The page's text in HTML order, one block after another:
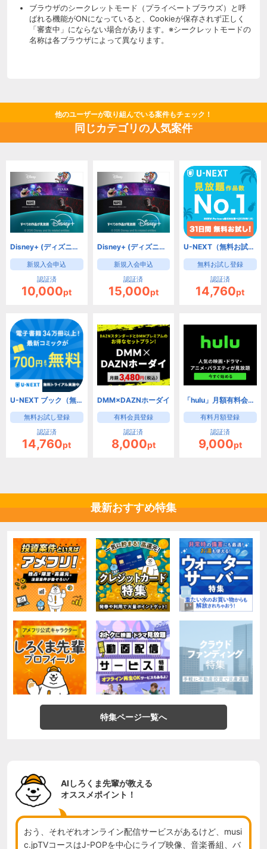
ブラウザのシークレットモード（プライベートブラウズ）と呼
ばれる機能がONになっていると、Cookieが保存されず正しく
「審査中」にならない場合があります。※シークレットモードの
名称は各ブラウザによって異なります。
他のユーザーが取り組んでいる案件もチェック！
同じカテゴリの人気案件
Disney+ (ディズニープラス)【月額プラン】
新規入会申込
認証済
10,000pt
Disney+ (ディズニープラス)【年額プラン】
新規入会申込
認証済
15,000pt
U-NEXT（無料お試し登録）【iOS・Android・PC】
無料お試し登録
認証済
14,760pt
U-NEXT ブック（無料お試し登録）【iOS・Android・PC】
無料お試し登録
認証済
14,760pt
DMM×DAZNホーダイ
有料会員登録
認証済
8,000pt
「hulu」月額有料会員登録(月額1,026円)
有料月額登録
認証済
9,000pt
最新おすすめ特集
特集ページ一覧へ
AIしろくま先輩が教える
オススメポイント！
おう、それぞれオンライン配信サービスがあるけど、musi
c.jpTVコースはJ-POPを中心にライブ映像、音楽番組、バ